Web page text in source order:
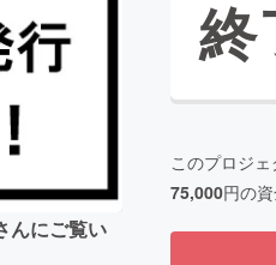
machi-ya
んにご覧い
終
このプロジ
75,000円の